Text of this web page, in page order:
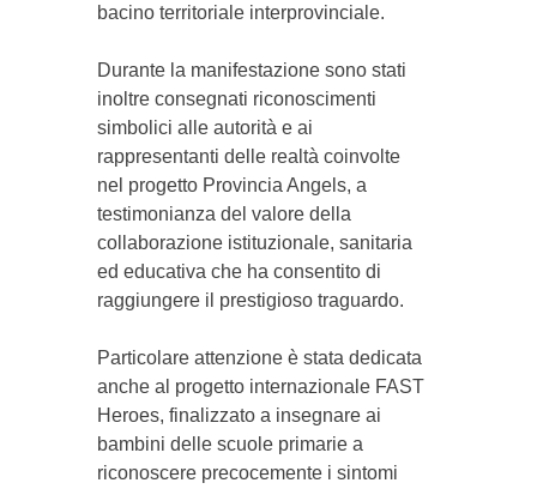
bacino territoriale interprovinciale.
Durante la manifestazione sono stati
inoltre consegnati riconoscimenti
simbolici alle autorità e ai
rappresentanti delle realtà coinvolte
nel progetto Provincia Angels, a
testimonianza del valore della
collaborazione istituzionale, sanitaria
ed educativa che ha consentito di
raggiungere il prestigioso traguardo.
Particolare attenzione è stata dedicata
anche al progetto internazionale FAST
Heroes, finalizzato a insegnare ai
bambini delle scuole primarie a
riconoscere precocemente i sintomi